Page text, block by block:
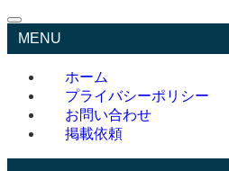
MENU
ホーム
プライバシーポリシー
お問い合わせ
掲載依頼